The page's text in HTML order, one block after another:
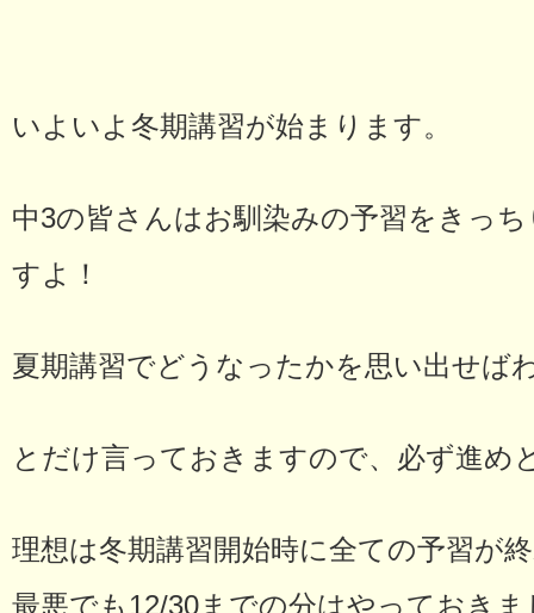
いよいよ冬期講習が始まります。
中3の皆さんはお馴染みの予習をきっ
すよ！
夏期講習でどうなったかを思い出せば
とだけ言っておきますので、必ず進め
理想は冬期講習開始時に全ての予習が
最悪でも12/30までの分はやっておき